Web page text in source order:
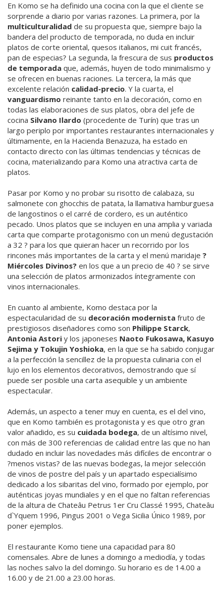
En Komo se ha definido una cocina con la que el cliente se
sorprende a diario por varias razones. La primera, por la
multiculturalidad de su propuesta que, siempre bajo la
bandera del producto de temporada, no duda en incluir
platos de corte oriental, quesos italianos, mi cuit francés,
pan de especias? La segunda, la frescura de sus productos
de temporada que, además, huyen de todo minimalismo y
se ofrecen en buenas raciones. La tercera, la más que
excelente relación calidad-precio. Y la cuarta, el
vanguardismo reinante tanto en la decoración, como en
todas las elaboraciones de sus platos, obra del jefe de
cocina Silvano Ilardo (procedente de Turín) que tras un
largo periplo por importantes restaurantes internacionales y
últimamente, en la Hacienda Benazuza, ha estado en
contacto directo con las últimas tendencias y técnicas de
cocina, materializando para Komo una atractiva carta de
platos.
Pasar por Komo y no probar su risotto de calabaza, su
salmonete con ghocchis de patata, la llamativa hamburguesa
de langostinos o el carré de cordero, es un auténtico
pecado. Unos platos que se incluyen en una amplia y variada
carta que comparte protagonismo con un menú degustación
a 32 ? para los que quieran hacer un recorrido por los
rincones más importantes de la carta y el menú maridaje ?
Miércoles Divinos? en los que a un precio de 40 ? se sirve
una selección de platos armonizados íntegramente con
vinos internacionales.
En cuanto al ambiente, Komo destaca por la
espectacularidad de su decoración modernista fruto de
prestigiosos diseñadores como son Philippe Starck,
Antonia Astori y los japoneses Naoto Fukosawa, Kasuyo
Sejima y Tokujin Yoshioka, en la que se ha sabido conjugar
a la perfección la sencillez de la propuesta culinaria con el
lujo en los elementos decorativos, demostrando que sí
puede ser posible una carta asequible y un ambiente
espectacular.
Además, un aspecto a tener muy en cuenta, es el del vino,
que en Komo también es protagonista y es que otro gran
valor añadido, es su cuidada bodega, de un altísimo nivel,
con más de 300 referencias de calidad entre las que no han
dudado en incluir las novedades más difíciles de encontrar o
?menos vistas? de las nuevas bodegas, la mejor selección
de vinos de postre del país y un apartado especialísimo
dedicado a los sibaritas del vino, formado por ejemplo, por
auténticas joyas mundiales y en el que no faltan referencias
de la altura de Chateâu Petrus 1er Cru Classé 1995, Chateâu
d`Yquem 1996, Pingus 2001 o Vega Sicilia Único 1989, por
poner ejemplos.
El restaurante Komo tiene una capacidad para 80
comensales. Abre de lunes a domingo a mediodía, y todas
las noches salvo la del domingo. Su horario es de 14.00 a
16.00 y de 21.00 a 23.00 horas.